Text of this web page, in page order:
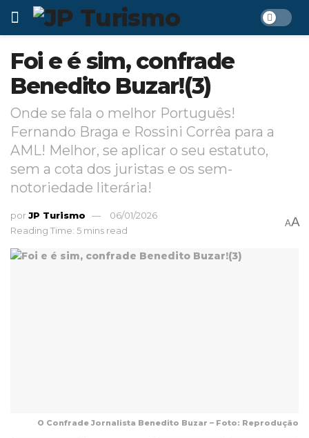
Foi e é sim, confrade
Benedito Buzar!(3)
Onde se fala o melhor Português!
Fernando Braga e Rossini Corrêa para a
AML! Melhor, se aplicar o seu estatuto,
sem a cota dos juristas e os sem-
notoriedade literária!
porJP Turismo
06/01/2026
Reading Time: 5 mins read
AA
O Confrade Jornalista Benedito Buzar – Foto: Reprodução